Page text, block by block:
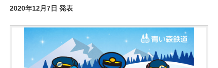
2020年12月7日 発表